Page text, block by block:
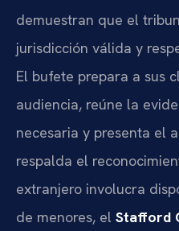
demuestran que el
jurisdicción válida y
El bufete prepara a sus
audiencia, reúne la
necesaria y presenta el
respalda el
extranjero involucra
de menores, el Stafford